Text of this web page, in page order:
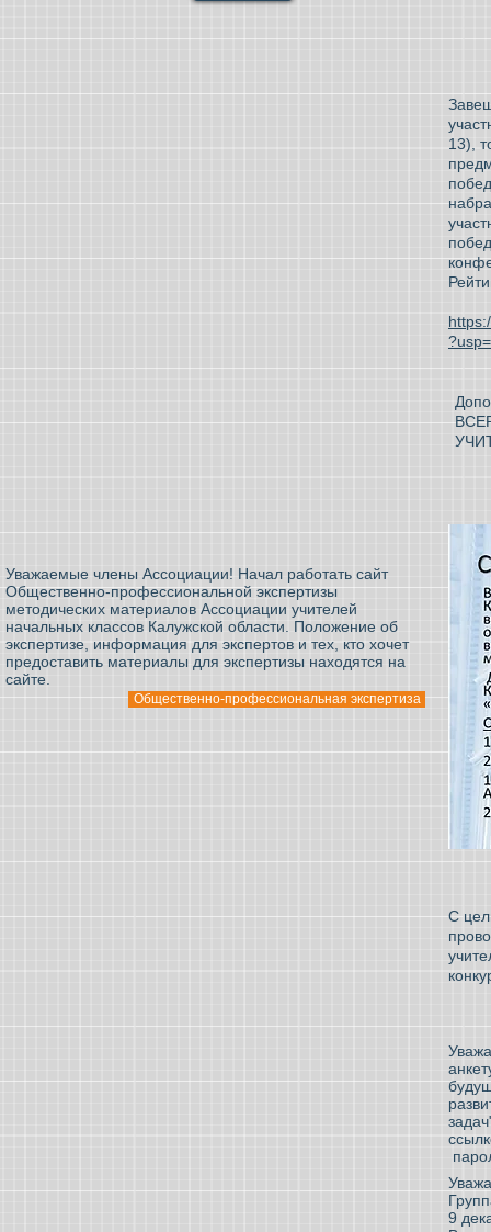
13),
Уважаемые члены Ассоциации! Начал работать сайт
Общественно-профессиональной экспертизы
методических материалов Ассоциации учителей
начальных классов Калужской области. Положение об
экспертизе, информация для экспертов и тех, кто хочет
предоставить материалы для экспертизы находятся на
сайте.
Общественно-профессиональная экспертиза
С
9